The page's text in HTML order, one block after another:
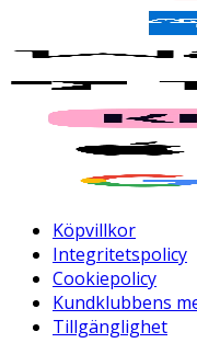
Köpvillkor
Integritetspolicy
Cookiepolicy
Kundklubbens
Tillgänglighet